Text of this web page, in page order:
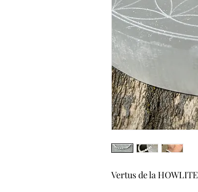
Vertus de la HOWLITE